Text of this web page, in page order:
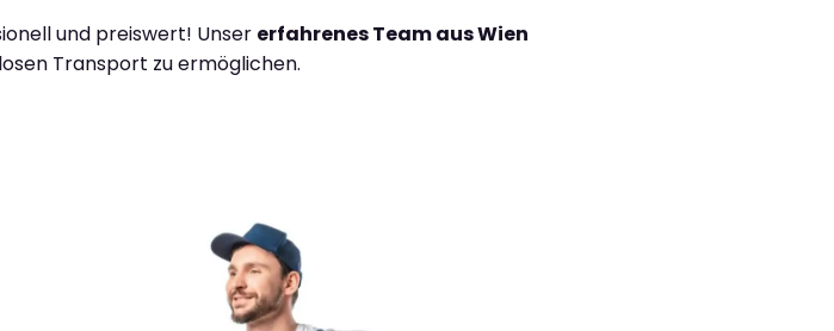
und preiswert! Unser erfahrenes Team aus Wien
Transport zu ermöglichen.